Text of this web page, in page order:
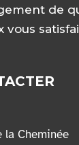
de
vous
la Cheminée